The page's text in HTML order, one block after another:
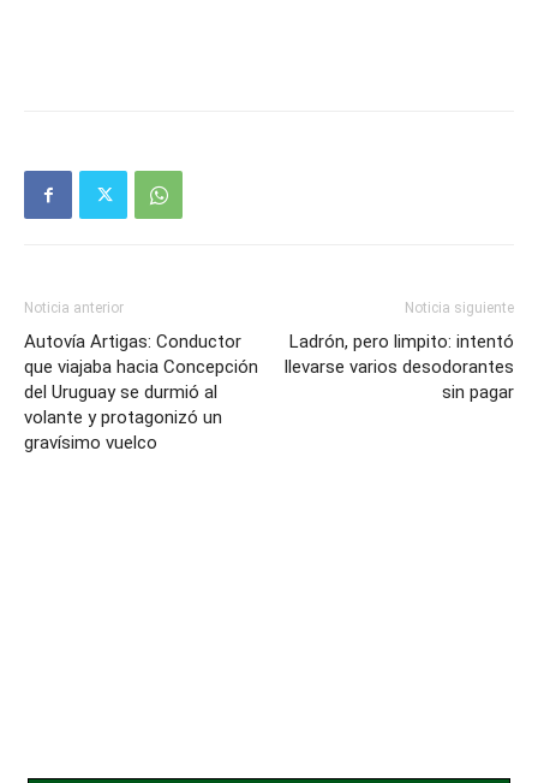
Noticia anterior
Autovía Artigas: Conductor
que viajaba hacia Concepción
del Uruguay se durmió al
volante y protagonizó un
gravísimo vuelco
Noticia siguiente
Ladrón, pero limpito: intentó
llevarse varios desodorantes
sin pagar